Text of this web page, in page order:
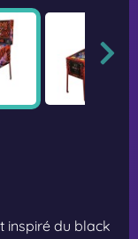
inspiré du black